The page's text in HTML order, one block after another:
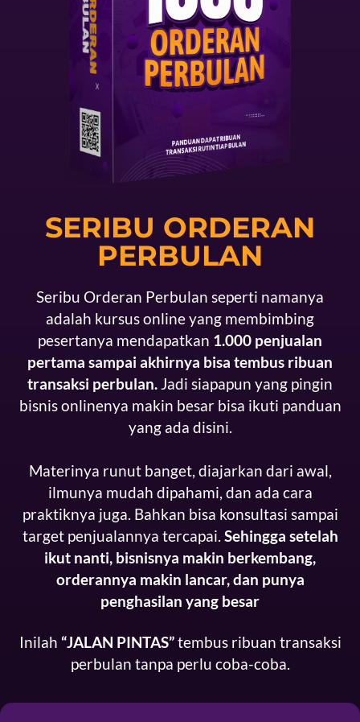
SERIBU ORDERAN
PERBULAN
Seribu Orderan Perbulan seperti namanya
adalah kursus online yang membimbing
pesertanya mendapatkan 1.000 penjualan
pertama sampai akhirnya bisa tembus ribuan
transaksi perbulan. Jadi siapapun yang pingin
bisnis onlinenya makin besar bisa ikuti panduan
yang ada disini.
Materinya runut banget, diajarkan dari awal,
ilmunya mudah dipahami, dan ada cara
praktiknya juga. Bahkan bisa konsultasi sampai
target penjualannya tercapai. Sehingga setelah
ikut nanti, bisnisnya makin berkembang,
orderannya makin lancar, dan punya
penghasilan yang besar
Inilah “JALAN PINTAS”tembus ribuan transaksi
perbulan tanpa perlu coba-coba.